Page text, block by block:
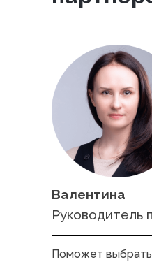
Валентина
Руководитель
Поможет